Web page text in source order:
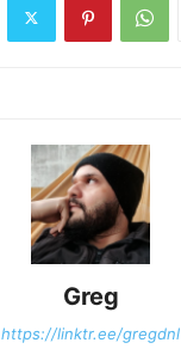
Greg
https://linktr.ee/gregdnl